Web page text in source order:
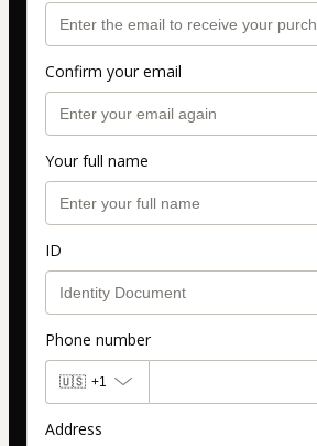
Confirm your email
Your full name
ID
Phone number
🇺🇸 +1
Address